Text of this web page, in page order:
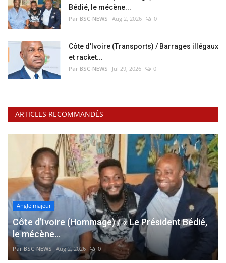
Bédié, le mécène...
Par BSC-NEWS Aug 2, 2026 0
Côte d’Ivoire (Transports) / Barrages illégaux
et racket...
Par BSC-NEWS Jul 29, 2026 0
ARTICLES RECOMMANDÉS
Angle majeur
Côte d’Ivoire (Hommage) / « Le Président Bédié,
le mécène...
Par BSC-NEWS Aug 2, 2026 0